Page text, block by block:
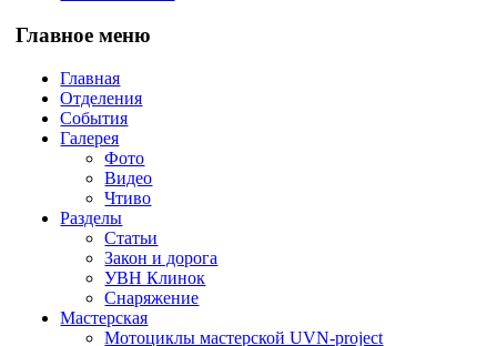
Главное меню
Главная
Отделения
События
Галерея
Фото
Видео
Чтиво
Разделы
Статьи
Закон и дорога
УВН Клинок
Снаряжение
Мастерская
Мотоциклы мастерской UVN-project